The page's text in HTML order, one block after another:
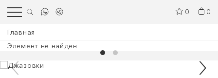
0 0
Главная
Элемент не найден